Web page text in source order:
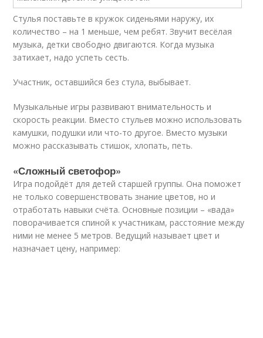
Стулья поставьте в кружок сиденьями наружу, их
количество – на 1 меньше, чем ребят. Звучит весёлая
музыка, детки свободно двигаются. Когда музыка
затихает, надо успеть сесть.
Участник, оставшийся без стула, выбывает.
Музыкальные игры развивают внимательность и
скорость реакции. Вместо стульев можно использовать
камушки, подушки или что-то другое. Вместо музыки
можно рассказывать стишок, хлопать, петь.
«Сложный светофор»
Игра подойдёт для детей старшей группы. Она поможет
не только совершенствовать знание цветов, но и
отработать навыки счёта. Основные позиции – «вада»
поворачивается спиной к участникам, расстояние между
ними не менее 5 метров. Ведущий называет цвет и
назначает цену, например: